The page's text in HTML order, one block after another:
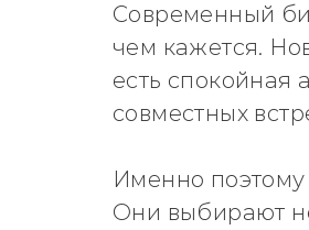
Современный
чем кажется.
есть спокойная
совместных
Именно
Они выбирают